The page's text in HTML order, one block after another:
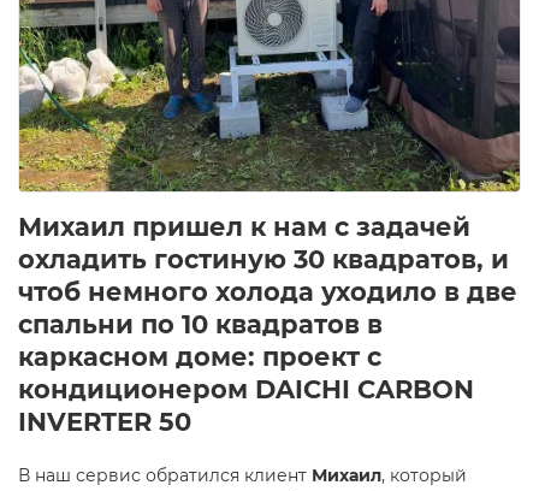
Михаил пришел к нам с задачей
охладить гостиную 30 квадратов, и
чтоб немного холода уходило в две
спальни по 10 квадратов в
каркасном доме: проект с
кондиционером DAICHI CARBON
INVERTER 50
В наш сервис обратился клиент Михаил, который